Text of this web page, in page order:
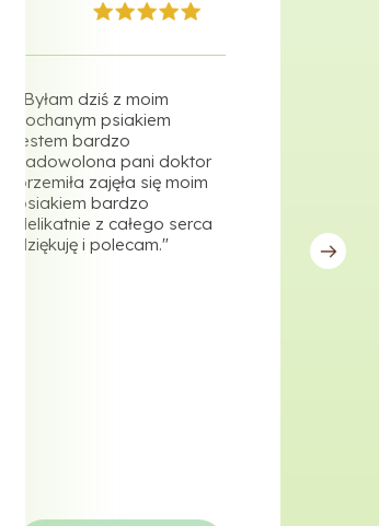
"Byłam dziś z moim
kochanym psiakiem
jestem bardzo
zadowolona pani doktor
przemiła zajęła się moim
psiakiem bardzo
delikatnie z całego serca
dziękuję i polecam."